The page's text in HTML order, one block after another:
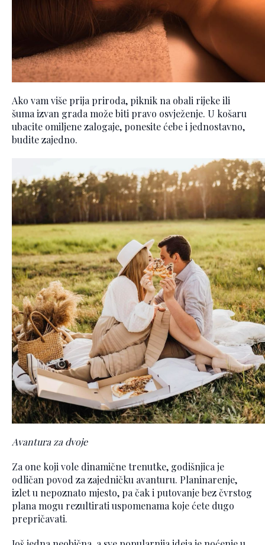
Ako vam više prija priroda, piknik na obali rijeke ili
šuma izvan grada može biti pravo osvježenje. U košaru
ubacite omiljene zalogaje, ponesite ćebe i jednostavno,
budite zajedno.
Avantura za dvoje
Za one koji vole dinamične trenutke, godišnjica je
odličan povod za zajedničku avanturu. Planinarenje,
izlet u nepoznato mjesto, pa čak i putovanje bez čvrstog
plana mogu rezultirati uspomenama koje ćete dugo
prepričavati.